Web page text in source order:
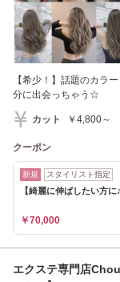
【希少！】話題のカラ
分に出会っちゃう☆
カット ￥4,800～
クーポン
新規 スタイリスト指定
【綺麗に伸ばしたい方
￥70,000
エクステ専門店